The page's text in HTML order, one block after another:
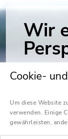
Wir
Wir
Cookie-
Um diese Website
verwenden. Einige
gewährleisten,